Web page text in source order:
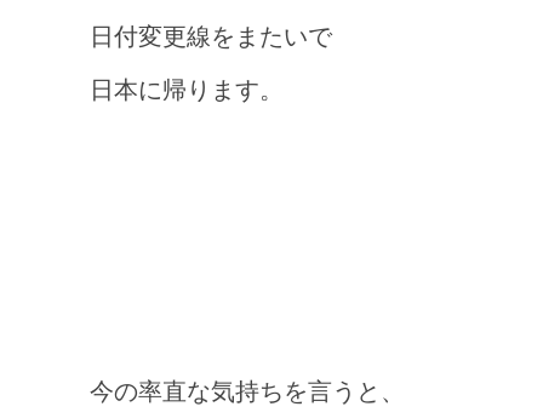
日付変更線をまたいで
日本に帰ります。
今の率直な気持ちを言うと、